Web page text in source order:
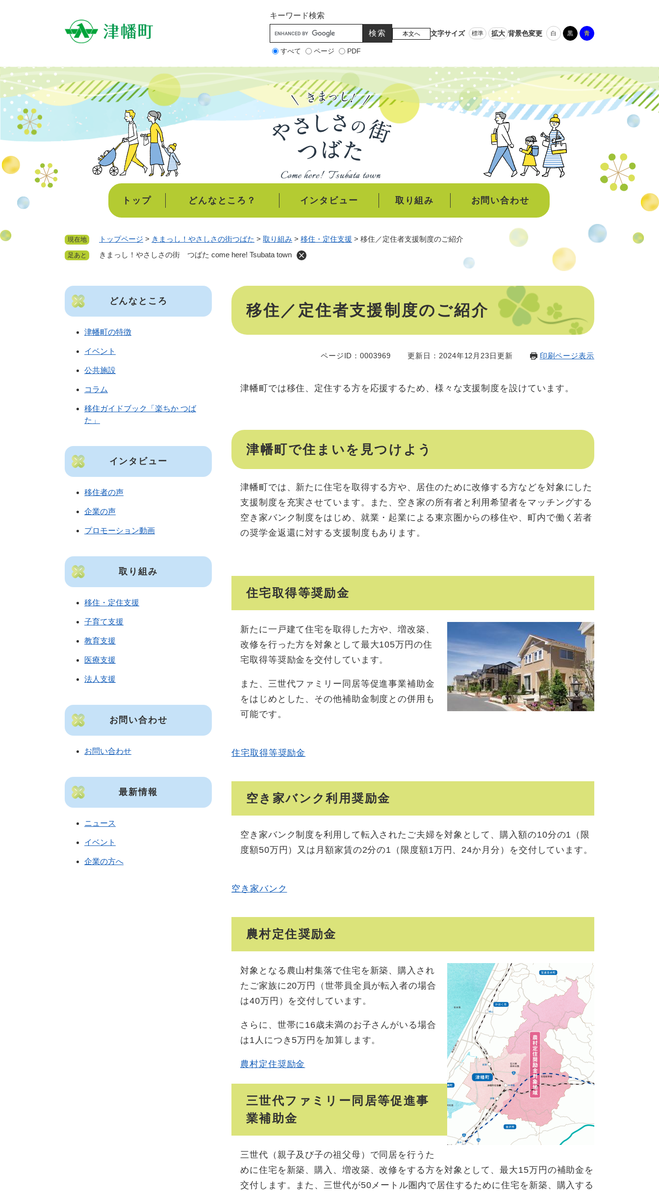
で
。
キーワード検索
すべて ページ PDF
本文へ 文字サイズ 標準 拡大 背景色変更 白 黒 青
トップ どんなところ？ インタビュー 取り組み お問い合わせ
現在地 トップページ > きまっし！やさしさの街つばた > 取り組み > 移住・定住支援 > 移住／定住者支援制度のご紹介
足あと きまっし！やさしさの街 つばた come here! Tsubata town
本
移住／定住者支援制度のご紹介
ページID：0003969 更新日：2024年12月23日更新 印刷ページ表示
津幡町では移住、定住する方を応援するため、様々な支援制度を設けています。
津幡町で住まいを見つけよう
津幡町では、新たに住宅を取得する方や、居住のために改修する方などを対象にした
支援制度を充実させています。また、空き家の所有者と利用希望者をマッチングする
空き家バンク制度をはじめ、就業・起業による東京圏からの移住や、町内で働く若者
の奨学金返還に対する支援制度もあります。
住宅取得等奨励金
新たに一戸建て住宅を取得した方や、増改築、
改修を行った方を対象として最大105万円の住
宅取得等奨励金を交付しています。
また、三世代ファミリー同居等促進事業補助金
をはじめとした、その他補助金制度との併用も
可能です。
住宅取得等奨励金
空き家バンク利用奨励金
空き家バンク制度を利用して転入されたご夫婦を対象として、購入額の10分の1（限
度額50万円）又は月額家賃の2分の1（限度額1万円、24か月分）を交付しています。
空き家バンク
農村定住奨励金
対象となる農山村集落で住宅を新築、購入され
たご家族に20万円（世帯員全員が転入者の場合
は40万円）を交付しています。
さらに、世帯に16歳未満のお子さんがいる場合
は1人につき5万円を加算します。
農村定住奨励金​
三世代ファミリー同居等促進事
業補助金
三世代（親子及び子の祖父母）で同居を行うた
めに住宅を新築、購入、増改築、改修をする方を対象として、最大15万円の補助金を
交付します。また、三世代が50メートル圏内で居住するために住宅を新築、購入する
どんなところ
津幡町の特徴
イベント
公共施設
コラム
移住ガイドブック「楽ちか つば
た」
インタビュー
移住者の声
企業の声
プロモーション動画
取り組み
移住・定住支援
子育て支援
教育支援
医療支援
法人支援
お問い合わせ
お問い合わせ
最新情報
ニュース
イベント
企業の方へ